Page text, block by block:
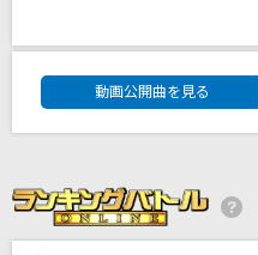
B'z
ニュー・マイ・ノーマ
夜明けと蛍
n-buna feat.初音ミク
DAM★ともボーカ
動画公開曲を見る